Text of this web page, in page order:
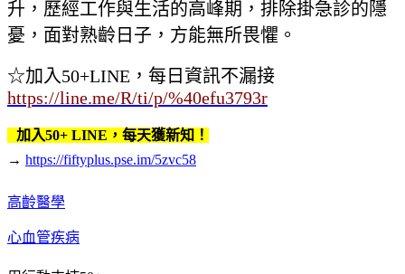
升，歷經工作與生活的高峰期，排除掛急診的隱
憂，面對熟齡日子，方能無所畏懼。
☆加入50+LINE，每日資訊不漏接
https://line.me/R/ti/p/%40efu3793r
加入50+ LINE，每天獲新知！
→ https://fiftyplus.pse.im/5zvc58
高齡醫學
心血管疾病